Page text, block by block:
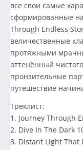
все свои самые
сформированные
Through Endless
величественные
протяжными
оттенённый
пронзительные
путешествие
Треклист:
1. Journey Through
2. Dive In The Dark
3. Distant Light That